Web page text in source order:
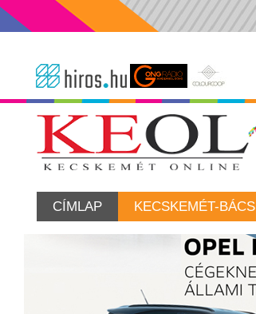
CÍMLAP KECSKEMÉT-BÁCS